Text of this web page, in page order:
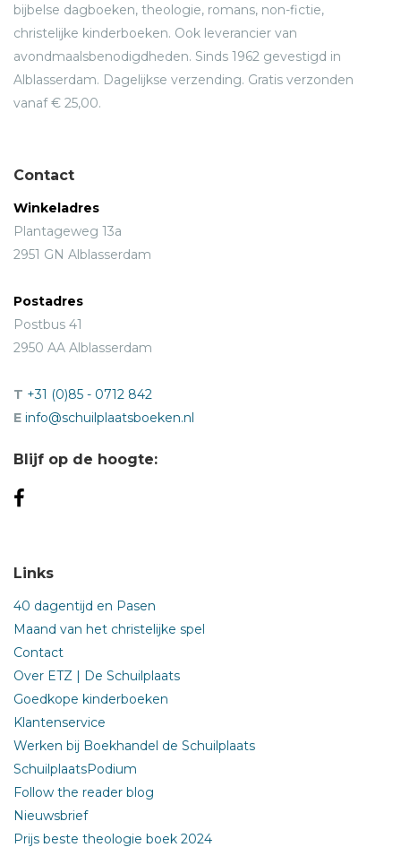
bijbelse dagboeken, theologie, romans, non-fictie,
christelijke kinderboeken. Ook leverancier van
avondmaalsbenodigdheden. Sinds 1962 gevestigd in
Alblasserdam. Dagelijkse verzending. Gratis verzonden
vanaf € 25,00.
Contact
Winkeladres
Plantageweg 13a
2951 GN Alblasserdam
Postadres
Postbus 41
2950 AA Alblasserdam
T +31 (0)85 - 0712 842
E info@schuilplaatsboeken.nl
Blijf op de hoogte:
Links
40 dagentijd en Pasen
Maand van het christelijke spel
Contact
Over ETZ | De Schuilplaats
Goedkope kinderboeken
Klantenservice
Werken bij Boekhandel de Schuilplaats
SchuilplaatsPodium
Follow the reader blog
Nieuwsbrief
Prijs beste theologie boek 2024